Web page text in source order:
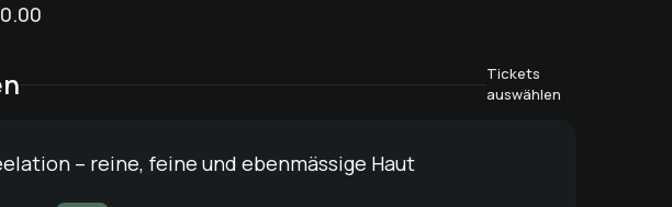
Tickets
auswählen
– reine, feine und ebenmässige Haut